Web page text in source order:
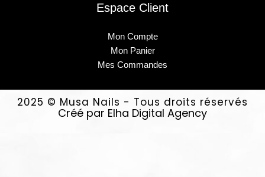
Espace Client
Mon Compte
Mon Panier
Mes Commandes
2025 © Musa Nails - Tous droits réservés
Créé par Elha Digital Agency